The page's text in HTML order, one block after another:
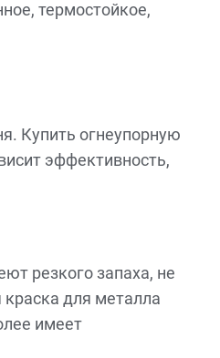
термостойкое,
Купить огнеупорную
эффективность,
резкого запаха, не
для металла
имеет